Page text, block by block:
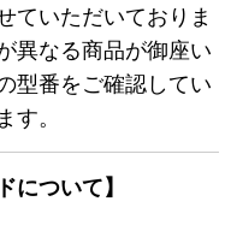
ていただいておりま
異なる商品が御座い
型番をご確認してい
す。
について】